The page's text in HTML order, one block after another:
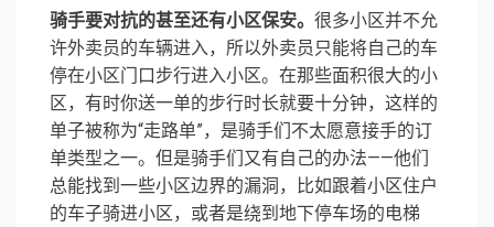
骑手要对抗的甚至还有小区保安。 很多小区并不允
许外卖员的车辆进入，所以外卖员只能将自己的车
停在小区门口步行进入小区。在那些面积很大的小
区，有时你送一单的步行时长就要十分钟，这样的
单子被称为“走路单”，是骑手们不太愿意接手的订
单类型之一。但是骑手们又有自己的办法——他们
总能找到一些小区边界的漏洞，比如跟着小区住户
的车子骑进小区，或者是绕到地下停车场的电梯